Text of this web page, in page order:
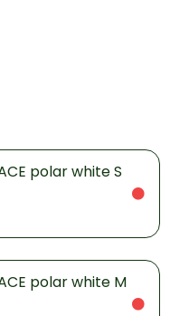
polar white S
ACE polar white M